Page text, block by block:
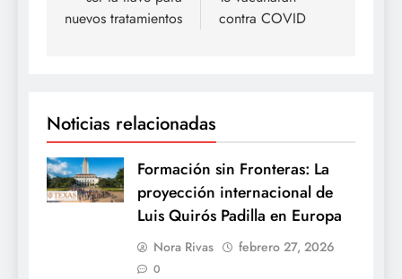
nuevos tratamientos
contra COVID
Noticias relacionadas
Formación sin Fronteras: La
proyección internacional de
Luis Quirós Padilla en Europa
Nora Rivas febrero 27, 2026
0